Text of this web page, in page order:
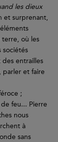
les dieux
et surprenant,
terre, où les
sociétés
des entrailles
parler et faire
;
feu... Pierre
nous
à
sans